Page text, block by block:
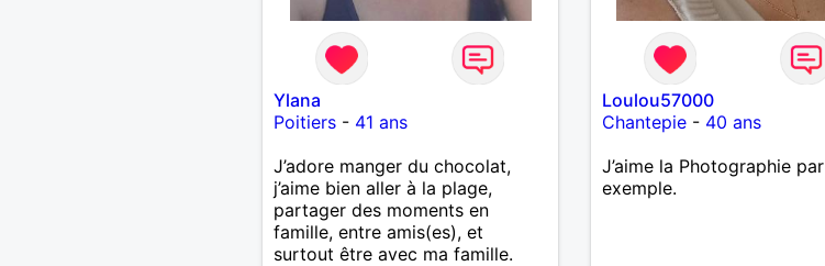
Ylana
Poitiers- 41 ans
J’adore manger du chocolat,
j’aime bien aller à la plage,
partager des moments en
famille, entre amis(es), et
surtout être avec ma famille.
Loulou57000
Chantepie- 40 ans
J’aime la Photographie par
exemple.